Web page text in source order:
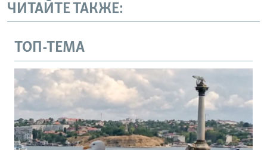
ЧИТАЙТЕ ТАКЖЕ:
ТОП-ТЕМА